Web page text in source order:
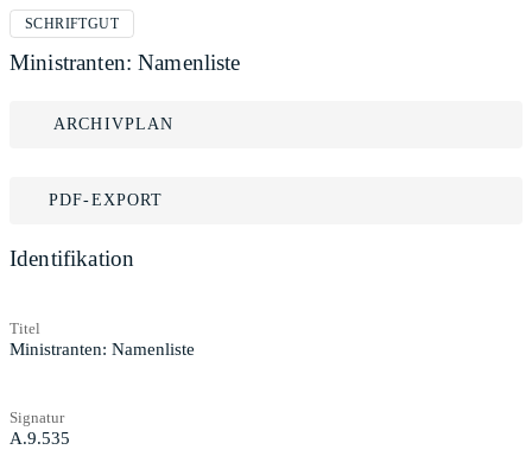
SCHRIFTGUT
Ministranten: Namenliste
ARCHIVPLAN
PDF-EXPORT
Identifikation
Titel
Ministranten: Namenliste
Signatur
A.9.535